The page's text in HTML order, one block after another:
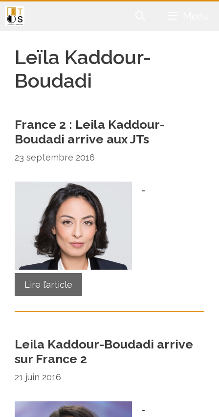
Aller
au
Leïla Kaddour-
Boudadi
France 2 : Leila Kaddour-
Boudadi arrive aux JTs
23 septembre 2016
…
Lire l’article
Leila Kaddour-Boudadi arrive
sur France 2
21 juin 2016
…